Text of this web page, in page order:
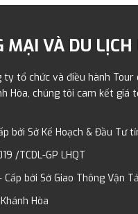
MẠI VÀ DU
tổ chức và điều hành
Hòa, chúng tôi cam kết
bởi Sở Kế Hoạch & Đầu Tư
/TCDL-GP LHQT
bởi Sở Giao Thông Vận
Hòa